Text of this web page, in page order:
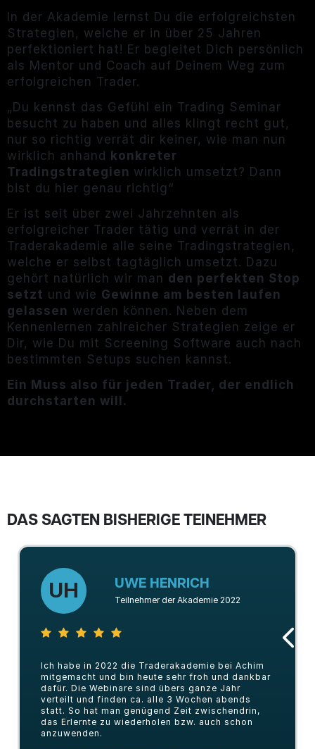
In der Akademie lernst Du die erfolgreichsten
Strategien, welche er in über 25 Jahren
perfektioniert hat! Er begleitet Dich persönlich
als Mentor und Coach auf Deinem Weg zum
erfolgreichen Trader.
„Du kennst das Gefühl ein Trading Seminar
besucht zu haben und alles klingt recht gut,
nur so richtig verrät dir keiner, wie man nun
wirklich anhand konkreter
Tradingstrategien wirklich umsetzt? Dann
bist du hier genau richtig“
Er ist seit über zwei Jahrzehnten als
erfolgreicher Trader tätig und verrät in der
Traderakademie alle seine Tradingstrategien,
welche er selbst tagtäglich umsetzt. Dazu
gehört natürlich wir man den perfekten Stop
setzt und wie Gewinne am besten laufen
gelassen werden können. Neben dem
Kennenlernen zahlreicher Strategien zeige er
Dir, wie Du mit Screening Software auch nach
bestimmten Setups suchen kannst.
Ein Muss also für jeden Trader, der endlich
durchstarten will.
DAS SAGTEN BISHERIGE TEINEHMER
UH UWE HENRICH
Teilnehmer der Akademie 2022
Ich habe in 2022 die Traderakademie bei Achim
mitgemacht und bin heute sehr froh und dankbar
dafür. Die Webinare sind übers ganze Jahr
verteilt und finden ca. alle 3 Wochen abends
statt. So hat man genügend Zeit zwischendrin,
das Erlernte zu wiederholen bzw. auch schon
anzuwenden.